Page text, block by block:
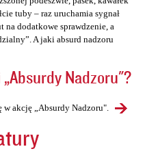
tuby – raz uruchamia sygnał
na dodatkowe sprawdzenie, a
A jaki absurd nadzoru
Nadzoru"?
w akcję „Absurdy Nadzoru".